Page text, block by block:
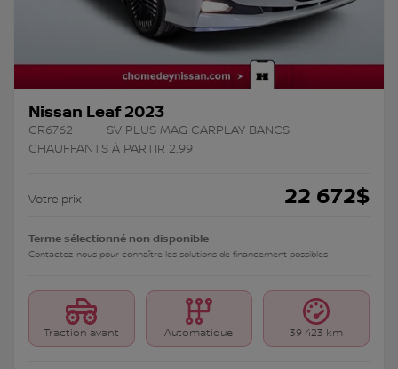
Nissan Leaf 2023
CR6762
– SV PLUS MAG CARPLAY BANCS
CHAUFFANTS À PARTIR 2.99
Votre prix 22 672$
Terme sélectionné non disponible
Contactez-nous pour connaître les solutions de financement possibles
Traction avant Automatique 39 423 km